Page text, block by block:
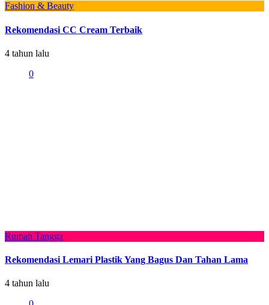
Fashion & Beauty
Rekomendasi CC Cream Terbaik
4 tahun lalu
0
Rumah Tangga
Rekomendasi Lemari Plastik Yang Bagus Dan Tahan Lama
4 tahun lalu